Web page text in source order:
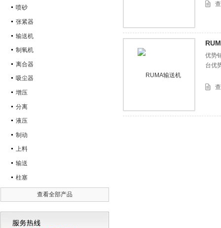
喷砂
张紧器
输送机
制氧机
离合器
吸尘器
增压
分离
液压
制动
上料
输送
柱塞
查看全部产品
优势
台优